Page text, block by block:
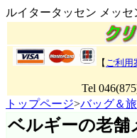
ルイタータッセン メッ
【 ご利用
Tel
トップページ>バッグ＆旅
ベルギーの老舗